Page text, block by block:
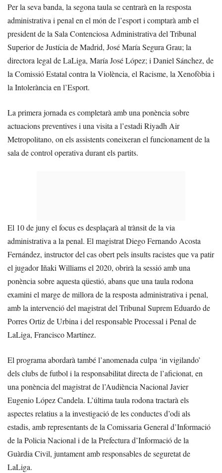
Per la seva banda, la segona taula se centrarà en la resposta
administrativa i penal en el món de l’esport i comptarà amb el
president de la Sala Contenciosa Administrativa del Tribunal
Superior de Justícia de Madrid, José María Segura Grau; la
directora legal de LaLiga, María José López; i Daniel Sánchez, de
la Comissió Estatal contra la Violència, el Racisme, la Xenofòbia i
la Intolerància en l’Esport.
La primera jornada es completarà amb una ponència sobre
actuacions preventives i una visita a l’estadi Riyadh Air
Metropolitano, on els assistents coneixeran el funcionament de la
sala de control operativa durant els partits.
El 10 de juny el focus es desplaçarà al trànsit de la via
administrativa a la penal. El magistrat Diego Fernando Acosta
Fernández, instructor del cas obert pels insults racistes que va patir
el jugador Iñaki Williams el 2020, obrirà la sessió amb una
ponència sobre aquesta qüestió, abans que una taula rodona
examini el marge de millora de la resposta administrativa i penal,
amb la intervenció del magistrat del Tribunal Suprem Eduardo de
Porres Ortiz de Urbina i del responsable Processal i Penal de
LaLiga, Francisco Martínez.
El programa abordarà també l’anomenada culpa ‘in vigilando’
dels clubs de futbol i la responsabilitat directa de l’aficionat, en
una ponència del magistrat de l’Audiència Nacional Javier
Eugenio López Candela. L’última taula rodona tractarà els
aspectes relatius a la investigació de les conductes d’odi als
estadis, amb representants de la Comissaria General d’Informació
de la Policia Nacional i de la Prefectura d’Informació de la
Guàrdia Civil, juntament amb responsables de seguretat de
LaLiga.